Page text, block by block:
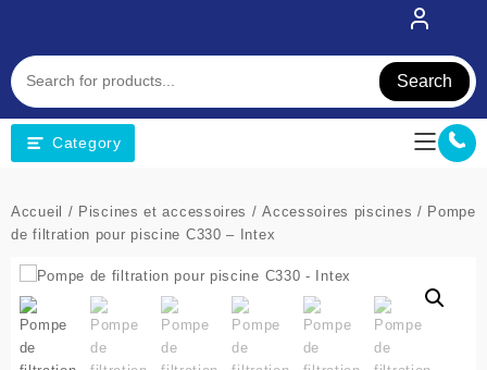
content
Search
Category
Accueil / Piscines et accessoires /Accessoires piscines / Pompe
de filtration pour piscine C330 – Intex